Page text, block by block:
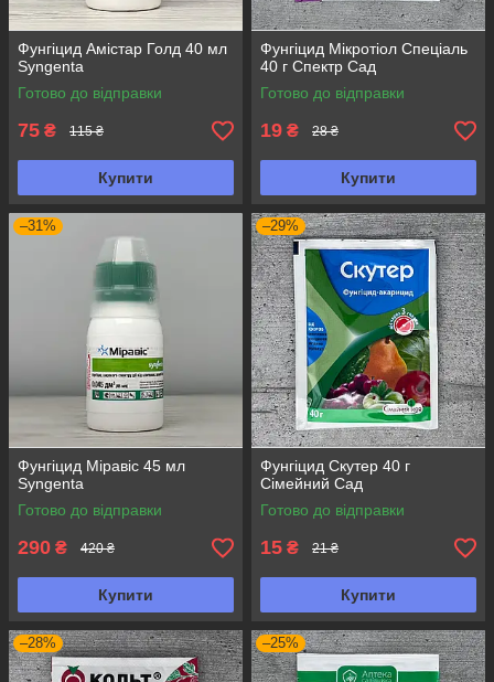
Фунгіцид Амістар Голд 40 мл
Syngenta
Готово до відправки
75 ₴ 115 ₴
Купити
Фунгіцид Мікротіол Спеціаль
40 г Спектр Сад
Готово до відправки
19 ₴ 28 ₴
Купити
–31%
Фунгіцид Міравіс 45 мл
Syngenta
Готово до відправки
290 ₴ 420 ₴
Купити
–29%
Фунгіцид Скутер 40 г
Сімейний Сад
Готово до відправки
15 ₴ 21 ₴
Купити
–28% –25%